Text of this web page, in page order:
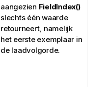
aangezien FieldIndex()
slechts één waarde
retourneert, namelijk
het eerste exemplaar in
de laadvolgorde.